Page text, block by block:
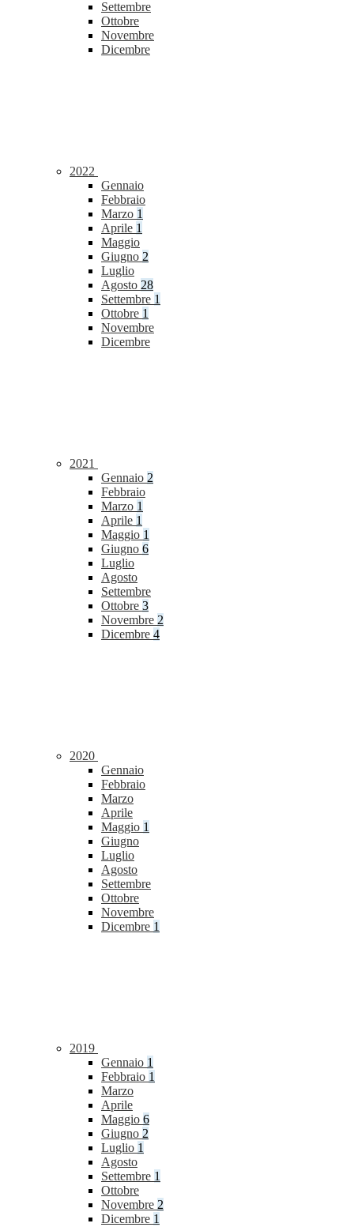
Settembre
Ottobre
Novembre
Dicembre
2022
Gennaio
Febbraio
Marzo 1
Aprile 1
Maggio
Giugno 2
Luglio
Agosto 28
Settembre 1
Ottobre 1
Novembre
Dicembre
2021
Gennaio 2
Febbraio
Marzo 1
Aprile 1
Maggio 1
Giugno 6
Luglio
Agosto
Settembre
Ottobre 3
Novembre 2
Dicembre 4
2020
Gennaio
Febbraio
Marzo
Aprile
Maggio 1
Giugno
Luglio
Agosto
Settembre
Ottobre
Novembre
Dicembre 1
2019
Gennaio 1
Febbraio 1
Marzo
Aprile
Maggio 6
Giugno 2
Luglio 1
Agosto
Settembre 1
Ottobre
Novembre 2
Dicembre 1